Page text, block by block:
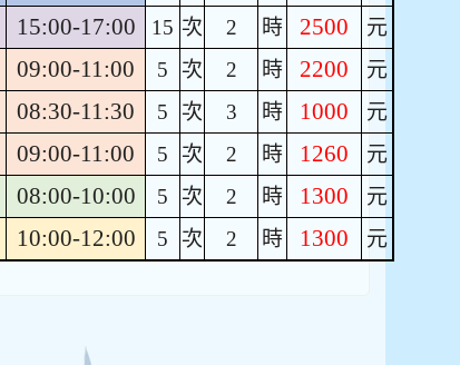
15:00-17:00 15 次 2 時 2500 元
09:00-11:00 5 次 2 時 2200 元
08:30-11:30 5 次 3 時 1000 元
09:00-11:00 5 次 2 時 1260 元
08:00-10:00 5 次 2 時 1300 元
10:00-12:00 5 次 2 時 1300 元